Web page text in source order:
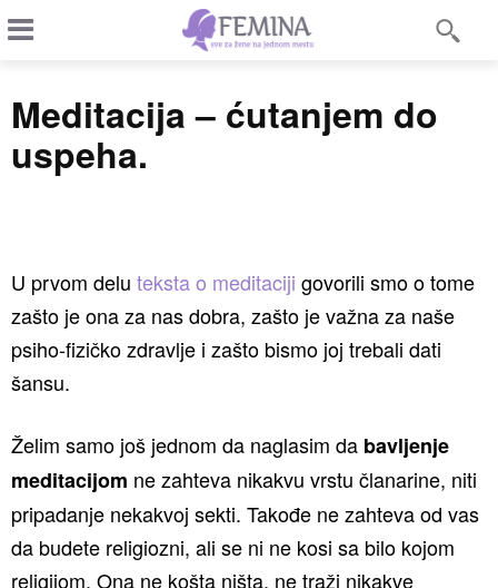
Meditacija – ćutanjem do
uspeha.
U prvom delu teksta o meditaciji govorili smo o tome
zašto je ona za nas dobra, zašto je važna za naše
psiho-fizičko zdravlje i zašto bismo joj trebali dati
šansu.
Želim samo još jednom da naglasim da bavljenje
meditacijom ne zahteva nikakvu vrstu članarine, niti
pripadanje nekakvoj sekti. Takođe ne zahteva od vas
da budete religiozni, ali se ni ne kosi sa bilo kojom
religijom. Ona ne košta ništa, ne traži nikakve